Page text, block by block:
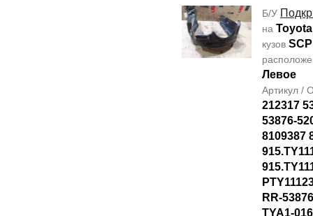
Б/У
на
кузов
Левое
Артикул /
212317
53876-
8109387
RR-
TYA1-